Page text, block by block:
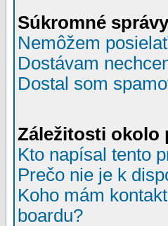
Súkromné správy
Nemôžem
Dostávam
Dostal som
Záležitosti okolo
Kto napísal tento
Prečo nie je k
Koho mám
boardu?